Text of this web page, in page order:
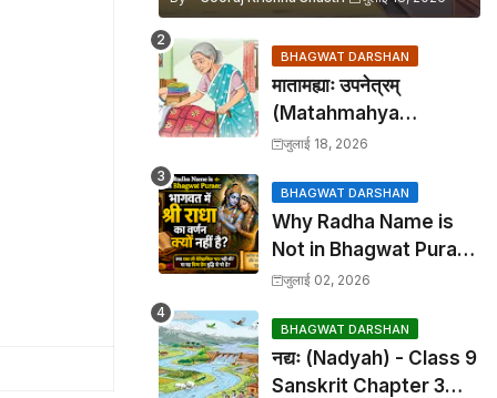
BHAGWAT DARSHAN
मातामह्याः उपनेत्रम्
(Matahmahya
Upanetram) - Class 9
Translation &
Solutions
जुलाई 18, 2026
BHAGWAT DARSHAN
Why Radha Name is
Not in Bhagwat Puran:
भागवत में श्री राधा का वर्णन क्यों
जुलाई 02, 2026
BHAGWAT DARSHAN
नद्यः (Nadyah) - Class 9
Sanskrit Chapter 3